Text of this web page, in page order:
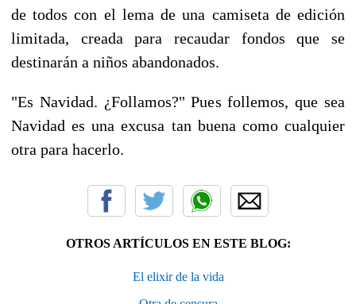
de todos con el lema de una camiseta de edición
limitada, creada para recaudar fondos que se
destinarán a niños abandonados.
"Es Navidad. ¿Follamos?" Pues follemos, que sea
Navidad es una excusa tan buena como cualquier
otra para hacerlo.
OTROS ARTÍCULOS EN ESTE BLOG:
El elixir de la vida